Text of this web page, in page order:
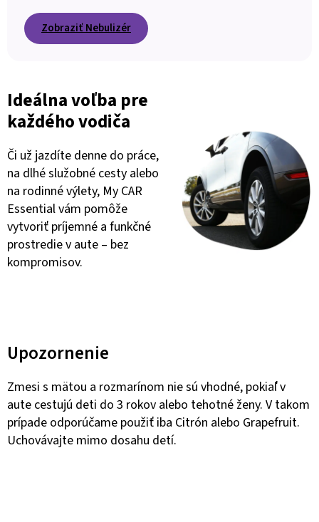
Zobraziť Nebulizér
Ideálna voľba pre
každého vodiča
Či už jazdíte denne do práce,
na dlhé služobné cesty alebo
na rodinné výlety, My CAR
Essential vám pomôže
vytvoriť príjemné a funkčné
prostredie v aute – bez
kompromisov.
Upozornenie
Zmesi s mätou a rozmarínom nie sú vhodné, pokiaľ v
aute cestujú deti do 3 rokov alebo tehotné ženy. V takom
prípade odporúčame použiť iba Citrón alebo Grapefruit.
Uchovávajte mimo dosahu detí.